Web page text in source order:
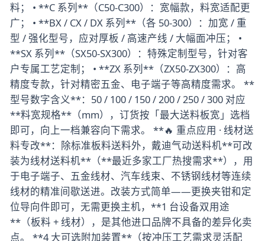
料； • **C 系列**（C50-C300）：宽幅款，料宽适配更
广； • **BX / CX / DX 系列**（各 50-300）：加宽 / 重
型 / 强化型号，应对厚板 / 高速产线 / 大幅面冲压； •
**SX 系列**（SX50-SX300）：特殊定制型号，针对客
户专属工艺定制； • **ZX 系列**（ZX50-ZX300）：高
精度专款，针对精密五金、电子端子等高精度需求。 **
型号数字含义**：50 / 100 / 150 / 200 / 250 / 300 对应
**料宽规格**（mm），订货按「最大送料板宽」选档
即可，向上一档兼容向下需求。 **🔥 重点应用 · 线材送
料专改**：除标准板料送料外，戴迪气动送料机**可改
装为线材送料机**（**最近多家工厂热搜需求**），用
于电子端子、五金线材、汽车线束、不锈钢线材等连续
线材的精准间歇送进。改装方式简单——更换夹钳和定
位导向件即可，无需更换主机，**1 台设备双用途
**（板料 + 线材），是其他进口品牌不具备的差异化卖
点。 **4 大可选附加装置**（按冲压工艺需求灵活配